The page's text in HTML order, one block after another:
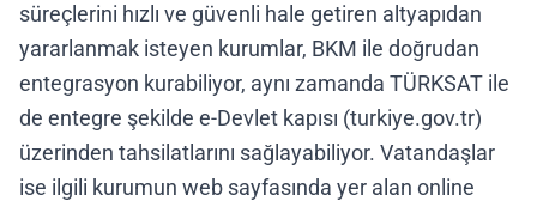
süreçlerini hızlı ve güvenli hale getiren altyapıdan
yararlanmak isteyen kurumlar, BKM ile doğrudan
entegrasyon kurabiliyor, aynı zamanda TÜRKSAT ile
de entegre şekilde e-Devlet kapısı (turkiye.gov.tr)
üzerinden tahsilatlarını sağlayabiliyor. Vatandaşlar
ise ilgili kurumun web sayfasında yer alan online